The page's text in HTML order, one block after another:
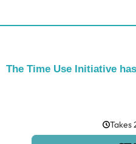
The Time Use Initiative